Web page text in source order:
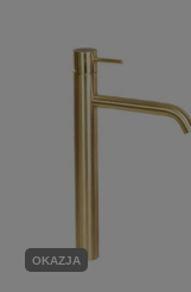
OKAZJA